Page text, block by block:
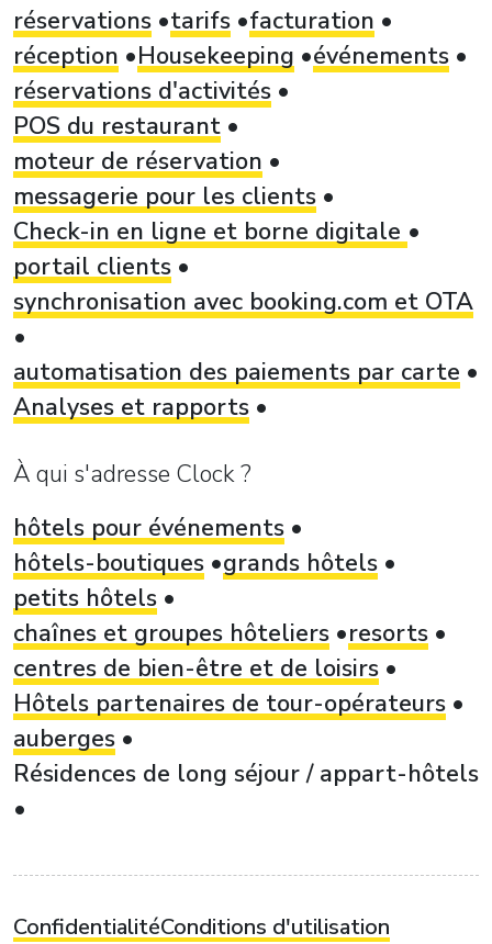
réservations tarifs facturation
réception
Housekeeping
événements
réservations d'activités
POS du restaurant
moteur de réservation
messagerie pour les clients
Check-in en ligne et borne digitale
portail clients
synchronisation avec booking.com et OTA
automatisation des paiements par carte
Analyses et rapports
À qui s'adresse Clock ?
hôtels pour événements
hôtels-boutiques grands hôtels
petits hôtels
chaînes et groupes hôteliers
resorts
centres de bien-être et de loisirs
Hôtels partenaires de tour-opérateurs
auberges
Résidences de long séjour / appart-hôtels
ConfidentialitéConditions d'utilisation